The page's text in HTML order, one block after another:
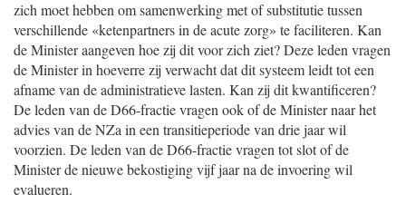
zich moet hebben om samenwerking met of substitutie tussen
verschillende «ketenpartners in de acute zorg» te faciliteren. Kan
de Minister aangeven hoe zij dit voor zich ziet? Deze leden vragen
de Minister in hoeverre zij verwacht dat dit systeem leidt tot een
afname van de administratieve lasten. Kan zij dit kwantificeren?
De leden van de D66-fractie vragen ook of de Minister naar het
advies van de NZa in een transitieperiode van drie jaar wil
voorzien. De leden van de D66-fractie vragen tot slot of de
Minister de nieuwe bekostiging vijf jaar na de invoering wil
evalueren.